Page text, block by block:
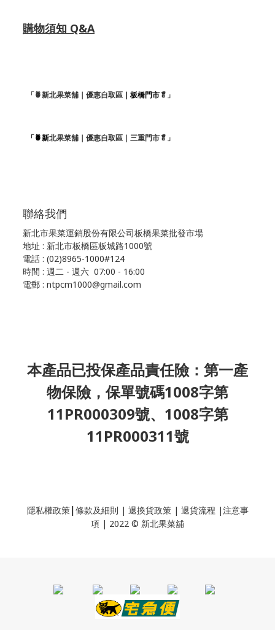
購物須知 Q&A
「🍍新北果菜舖｜優惠自取區 ｜板橋門市🥬」
「🍍新北果菜舖｜優惠自取區｜三重門市🥬」
聯絡我們
新北市果菜運銷股份有限公司板橋果菜批發市場
地址 : 新北市板橋區板城路1000號
電話 : (02)8965-1000#124
時間 : 週二 - 週六 07:00 - 16:00
電郵 : ntpcm1000@gmail.com
本產品已投保產品責任險：第一產
物保險，保單號碼1008字第
11PR000309號、1008字第
11PR000311號
隱私權政策|條款及細則 | 退換貨政策| 退貨流程 |注意事
項 | 2022 © 新北果菜舖